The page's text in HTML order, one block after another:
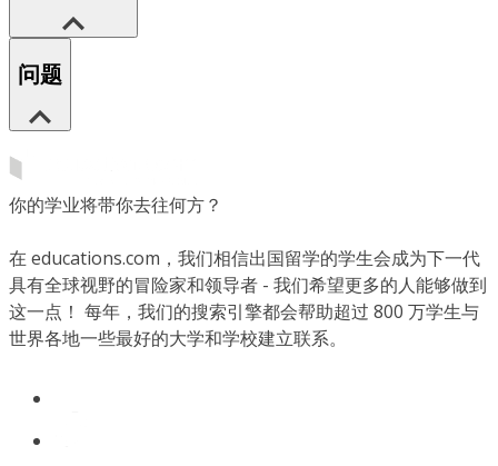
问题
你的学业将带你去往何方？
在 educations.com，我们相信出国留学的学生会成为下一代
具有全球视野的冒险家和领导者 - 我们希望更多的人能够做到
这一点！ 每年，我们的搜索引擎都会帮助超过 800 万学生与
世界各地一些最好的大学和学校建立联系。